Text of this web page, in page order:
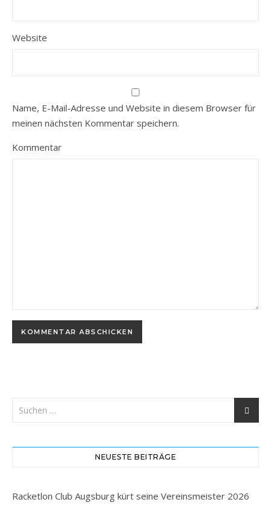
Website
Name, E-Mail-Adresse und Website in diesem Browser für
meinen nächsten Kommentar speichern.
Kommentar
NEUESTE BEITRÄGE
Racketlon Club Augsburg kürt seine Vereinsmeister 2026